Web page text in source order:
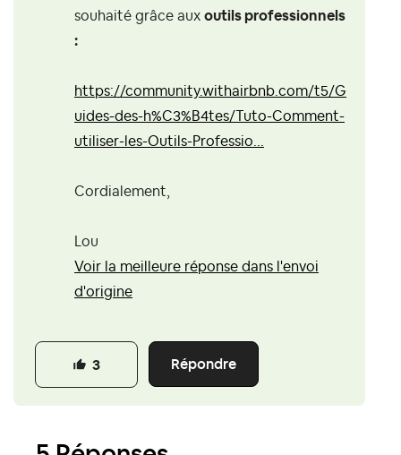
souhaité grâce aux outils professionnels
:
https://community.withairbnb.com/t5/G
uides-des-h%C3%B4tes/Tuto-Comment-
utiliser-les-Outils-Professio...
Cordialement,
Lou
Voir la meilleure réponse dans l'envoi
d'origine
Répondre
3